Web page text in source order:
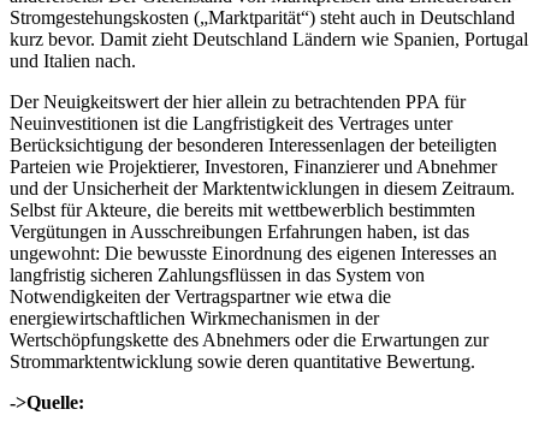
Stromgestehungskosten („Marktparität“) steht auch in Deutschland
kurz bevor. Damit zieht Deutschland Ländern wie Spanien, Portugal
und Italien nach.
Der Neuigkeitswert der hier allein zu betrachtenden PPA für
Neuinvestitionen ist die Langfristigkeit des Vertrages unter
Berücksichtigung der besonderen Interessenlagen der beteiligten
Parteien wie Projektierer, Investoren, Finanzierer und Abnehmer
und der Unsicherheit der Marktentwicklungen in diesem Zeitraum.
Selbst für Akteure, die bereits mit wettbewerblich bestimmten
Vergütungen in Ausschreibungen Erfahrungen haben, ist das
ungewohnt: Die bewusste Einordnung des eigenen Interesses an
langfristig sicheren Zahlungsflüssen in das System von
Notwendigkeiten der Vertragspartner wie etwa die
energiewirtschaftlichen Wirkmechanismen in der
Wertschöpfungskette des Abnehmers oder die Erwartungen zur
Strommarktentwicklung sowie deren quantitative Bewertung.
->Quelle: